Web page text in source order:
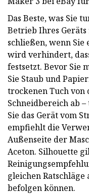
Das Beste, was Sie
Betrieb Ihres
schließen, wenn Sie
wird verhindert,
festsetzt. Bevor Sie
Sie Staub und
trockenen Tuch von
Schneidbereich ab
Sie das Gerät vom
empfiehlt die
Außenseite der
Aceton. Silhouette
gleichen
befolgen können.